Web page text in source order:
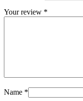
Your review *
Name *